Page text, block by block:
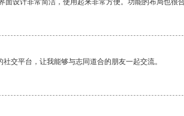
面设计非常简洁，使用起来非常方便。功能的布局也很
交平台，让我能够与志同道合的朋友一起交流。